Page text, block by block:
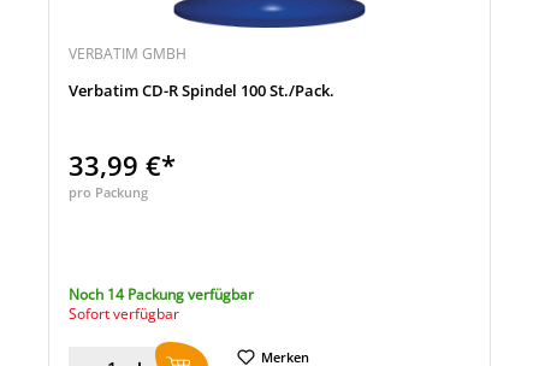
VERBATIM GMBH
Verbatim CD-R Spindel 100 St./Pack.
33,99 €*
pro Packung
Noch 14 Packung verfügbar
Sofort verfügbar
Merken